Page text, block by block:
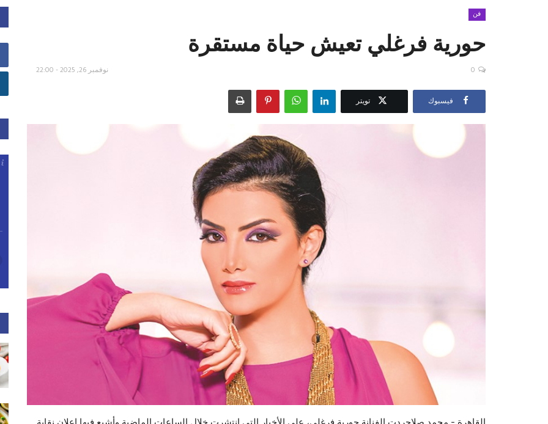
فن
حورية فرغلي تعيش حياة مستقرة
نوفمبر 26, 2025 - 22:00 0
فيسبوك تويتر